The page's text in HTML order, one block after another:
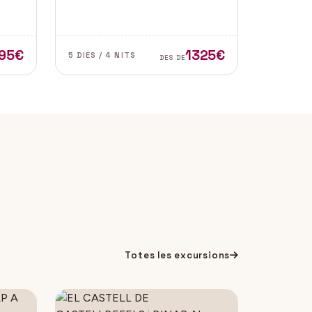
especialment a les províncies de
Cadis i Màlaga. Vens amb
nosaltres?
5 DIES / 4 NITS DES DE1325€
Totes les excursions